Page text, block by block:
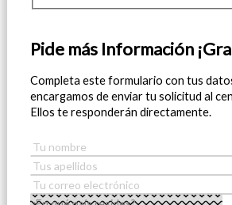
Pide más Información
Completa este formulario con tus
encargamos de enviar tu solicitud al
Ellos te responderán directamente.